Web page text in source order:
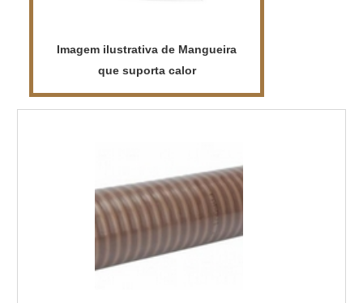
Imagem ilustrativa de Mangueira
que suporta calor